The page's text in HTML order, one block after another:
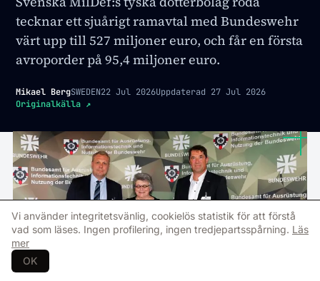
tecknar ett sjuårigt ramavtal med Bundeswehr
värt upp till 527 miljoner euro, och får en första
avroporder på 95,4 miljoner euro.
Mikael BergSWEDEN22 Jul 2026Uppdaterad 27 Jul 2026
Originalkälla ↗
Vi använder integritetsvänlig, cookielös statistik för att förstå
vad som läses. Ingen profilering, ingen tredjepartsspårning. Läs
mer
OK